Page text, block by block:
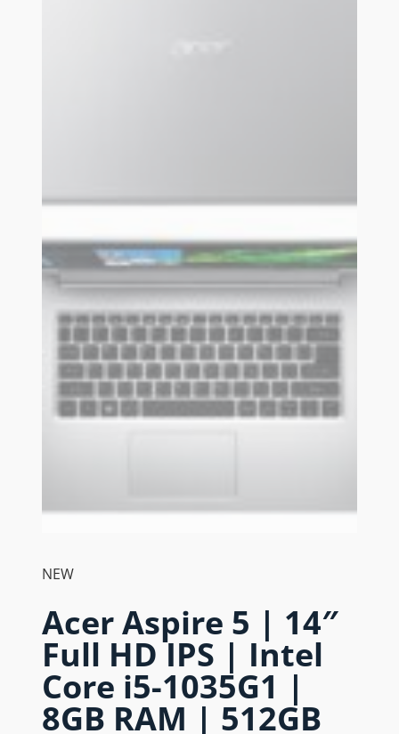
NEW
Acer Aspire 5 | 14″
Full HD IPS | Intel
Core i5-1035G1 |
8GB RAM | 512GB